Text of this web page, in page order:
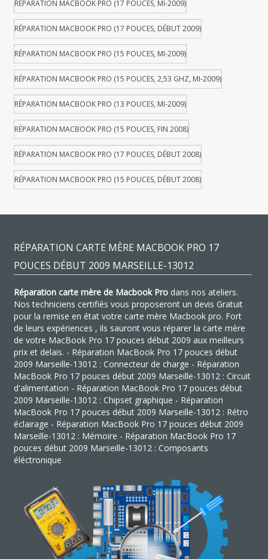
RÉPARATION MACBOOK PRO (17 POUCES, MI-2009)
RÉPARATION MACBOOK PRO (17 POUCES, DÉBUT 2009)
RÉPARATION MACBOOK PRO (15 POUCES, MI-2009)
RÉPARATION MACBOOK PRO (15 POUCES, 2,53 GHZ, MI-2009)
RÉPARATION MACBOOK PRO (13 POUCES, MI-2009)
RÉPARATION MACBOOK PRO (15 POUCES, FIN 2008)
RÉPARATION MACBOOK PRO (17 POUCES, DÉBUT 2008)
RÉPARATION MACBOOK PRO (15 POUCES, DÉBUT 2008)
RÉPARATION CARTE MÈRE MACBOOK PRO 17
POUCES DÉBUT 2009 MARSEILLE-13012
Réparation carte mère de Macbook Prodans nos ateliers.
Nos techniciens certifiés vous proposeront un devis Gratuit
pour la remise en état votre carte mère Macbook pro. Fort
de leurs expériences , ils sauront vous réparer la carte mère
de votre MacBook Pro 17 pouces début 2009 aux meilleurs
prix et delais. - Réparation MacBook Pro 17 pouces début
2009 Marseille-13012 : Connecteur de charge - Réparation
MacBook Pro 17 pouces début 2009 Marseille-13012 : Circuit
d'alimentation - Réparation MacBook Pro 17 pouces début
2009 Marseille-13012 : Chipset graphique - Réparation
MacBook Pro 17 pouces début 2009 Marseille-13012 : Rétro
éclairage - Réparation MacBook Pro 17 pouces début 2009
Marseille-13012 : Mémoire - Réparation MacBook Pro 17
pouces début 2009 Marseille-13012 : Composants
éléctronique